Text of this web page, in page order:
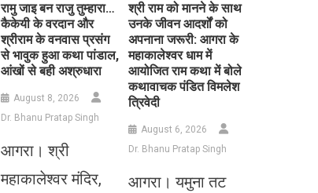
रामु जाइ बन राजु तुम्हारा…
कैकेयी के वरदान और
श्रीराम के वनवास प्रसंग
से भावुक हुआ कथा पांडाल,
आंखों से बही अश्रुधारा
August 8, 2026
Dr. Bhanu Pratap Singh
आगरा। श्री
महाकालेश्वर मंदिर,
​श्री राम को मानने के साथ
उनके जीवन आदर्शों को
अपनाना जरूरी: आगरा के
महाकालेश्वर धाम में
आयोजित राम कथा में बोले
कथावाचक पंडित विमलेश
त्रिवेदी
August 6, 2026
Dr. Bhanu Pratap Singh
आगरा। यमुना तट